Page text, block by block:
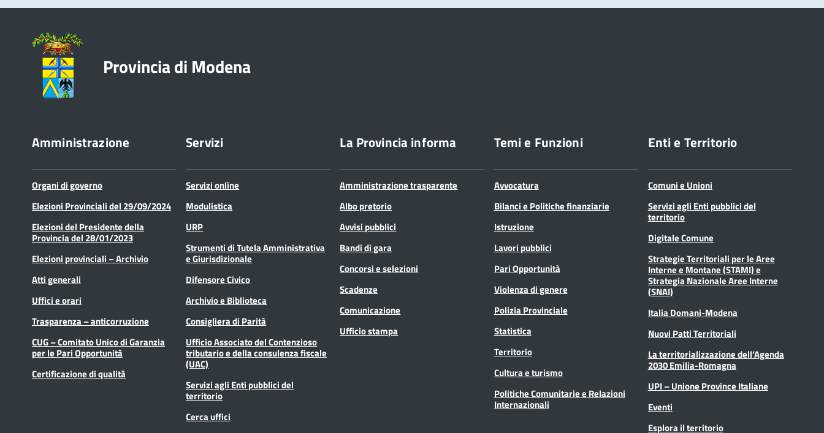
Provincia di Modena
Amministrazione
Organi di governo
Elezioni Provinciali del 29/09/2024
Elezioni del Presidente della
Provincia del 28/01/2023
Elezioni provinciali – Archivio
Atti generali
Uffici e orari
Trasparenza – anticorruzione
CUG – Comitato Unico di Garanzia
per le Pari Opportunità
Certificazione di qualità
Servizi
Servizi online
Modulistica
URP
Strumenti di Tutela Amministrativa
e Giurisdizionale
Difensore Civico
Archivio e Biblioteca
Consigliera di Parità
Ufficio Associato del Contenzioso
tributario e della consulenza fiscale
(UAC)
Servizi agli Enti pubblici del
territorio
Cerca uffici
La Provincia informa
Amministrazione trasparente
Albo pretorio
Avvisi pubblici
Bandi di gara
Concorsi e selezioni
Scadenze
Comunicazione
Ufficio stampa
Temi e Funzioni
Avvocatura
Bilanci e Politiche finanziarie
Istruzione
Lavori pubblici
Pari Opportunità
Violenza di genere
Polizia Provinciale
Statistica
Territorio
Cultura e turismo
Politiche Comunitarie e Relazioni
Internazionali
Enti e Territorio
Comuni e Unioni
Servizi agli Enti pubblici del
territorio
Digitale Comune
Strategie Territoriali per le Aree
Interne e Montane (STAMI) e
Strategia Nazionale Aree Interne
(SNAI)
Italia Domani-Modena
Nuovi Patti Territoriali
La territorializzazione dell’Agenda
2030 Emilia-Romagna
UPI – Unione Province Italiane
Eventi
Esplora il territorio